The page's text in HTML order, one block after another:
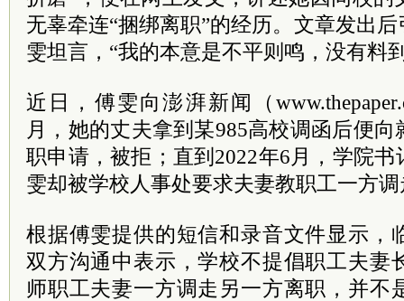
无辜牵连“捆绑离职”的经历。文章发出
雯坦言，“我的本意是不平则鸣，没有料
近日，傅雯向澎湃新闻（
月，她的丈夫拿到某985高校调函后便
职申请，被拒；直到2022年6月，学院
雯却被学校人事处要求夫妻教职工一方
根据傅雯提供的短信和录音文件显示，
双方沟通中表示，学校不提倡职工夫妻
师职工夫妻一方调走另一方离职，并不